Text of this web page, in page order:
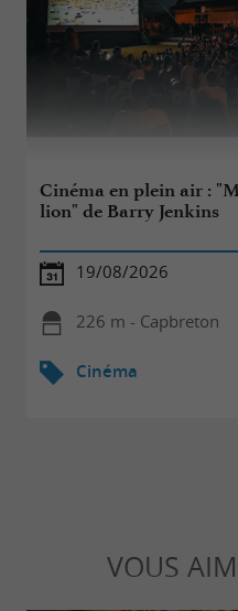
Cinéma en plein air :
lion" de Barry Jenkins
19/08/2026
226 m - Capbreton
Cinéma
VOUS